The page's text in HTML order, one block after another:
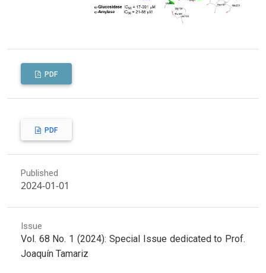
PDF
PDF
Published
2024-01-01
Issue
Vol. 68 No. 1 (2024): Special Issue dedicated to Prof.
Joaquín Tamariz